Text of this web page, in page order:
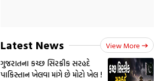
Latest News View More
ગુજરાતના કચ્છ સિરક્રીક સરહદે
પાકિસ્તાન ખેલવા માંગે છે મોટો ખેલ !